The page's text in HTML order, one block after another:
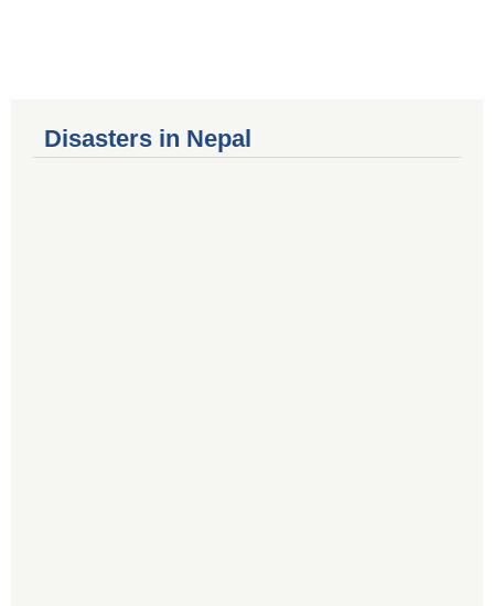
Disasters in Nepal